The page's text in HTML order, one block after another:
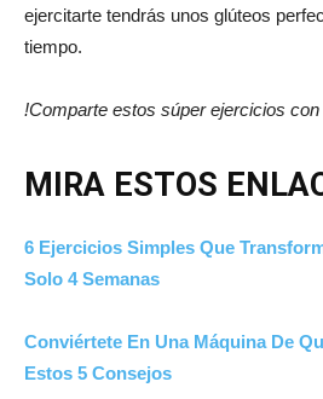
ejercitarte tendrás unos glúteos
tiempo.
!Comparte estos súper ejercicios
MIRA ESTOS
6 Ejercicios Simples Que
Solo 4 Semanas
Conviértete En Una Máquina De
Estos 5 Consejos